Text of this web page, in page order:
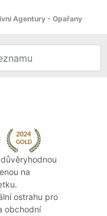
Agentury - Opařany
na
ostrahu pro
obchodní